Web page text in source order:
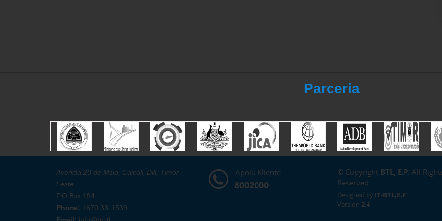
Parceria
Avenida 20 de Maio, Caicoli, Dili, Timor-
Leste
P.O.Box 194.
Phone: +670 3311539
Apoiu Kliente
8002000
© Copyright BTL, E.P. All
Reserved
Designed by IT-BTL,E.P
Version 2.4